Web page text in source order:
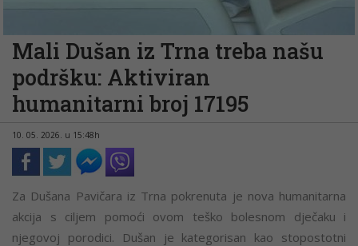
Mali Dušan iz Trna treba našu
podršku: Aktiviran
humanitarni broj 17195
10. 05. 2026. u 15:48h
Za Dušana Pavičara iz Trna pokrenuta je nova humanitarna
akcija s ciljem pomoći ovom teško bolesnom dječaku i
njegovoj porodici. Dušan je kategorisan kao stopostotni